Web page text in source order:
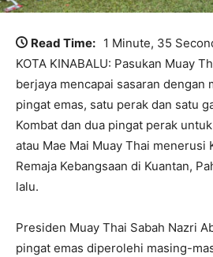
Read Time: 1 Minute, 35
KOTA KINABALU: Pasukan Muay
berjaya mencapai sasaran dengan
pingat emas, satu perak dan satu
Kombat dan dua pingat perak
atau Mae Mai Muay Thai menerusi
Remaja Kebangsaan di Kuantan,
lalu.
Presiden Muay Thai Sabah Nazri
pingat emas diperolehi masing-